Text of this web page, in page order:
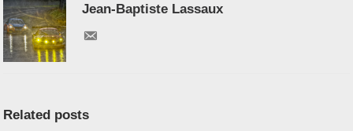
Jean-Baptiste Lassaux
Related posts